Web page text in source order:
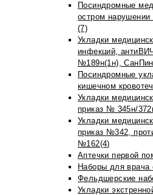
Посиндромные
остром нарушении
(7)
Укладки
инфекций,
№189н(1н),
Посиндромные
кишечном
Укладки
приказ № 345н/
Укладки
приказ №342,
№162(4)
Аптечки первой
Наборы для врача
Фельдшерские
Укладки